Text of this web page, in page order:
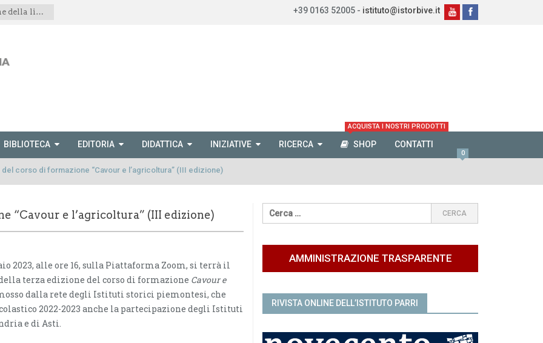
Spettacolo teatrale “Le montagne della libertà” +39 0163 52005 - istituto@istorbive.it
BIBLIOTECA EDITORIA DIDATTICA INIZIATIVE RICERCA SHOP
ACQUISTA I NOSTRI PRODOTTI
CONTATTI
0
corso di formazione “Cavour e l’agricoltura” (III edizione)
“Cavour e l’agricoltura” (III edizione)
2023, alle ore 16, sulla Piattaforma Zoom, si terrà il
terza edizione del corso di formazione Cavour e
dalla rete degli Istituti storici piemontesi, che
2022-2023 anche la partecipazione degli Istituti
e di Asti.
AMMINISTRAZIONE TRASPARENTE
RIVISTA ONLINE DELL’ISTITUTO PARRI